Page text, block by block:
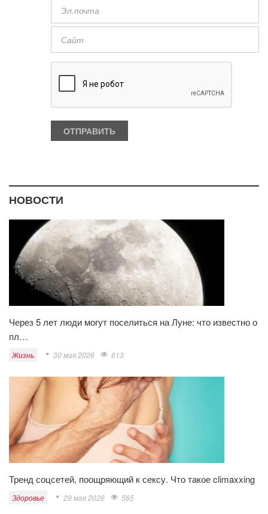
НОВОСТИ
Через 5 лет люди могут поселиться на Луне: что известно о
пл…
Жизнь 30 мая 2026 613
Тренд соцсетей, поощряющий к сексу. Что такое climaxxing
Здоровье 29 мая 2026 565